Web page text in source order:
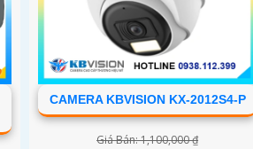
CAMERA KBVISION KX-2012S4-P
Giá Bán: 1,100,000 ₫